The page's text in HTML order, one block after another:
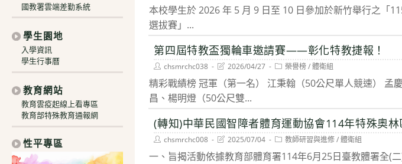
modified:
本校學生於 2026 年 5 月 9 日至 10 日參加於新竹舉行之「
選拔賽」...
第四屆特教盃獨輪車邀請賽——彰化特教捷報！
Postchsmrchc038
Post
modified:
2026/04/27
Post榮譽榜 / 體衛組
精彩戰績榜 ​冠軍（第一名） ​江秉翰（50公尺單人競速） ​孟
昌、楊明燈（50公尺雙...
(轉知)中華民國智障者體育運動協會114年特殊奧
Postchsmrchc008
Post
modified:
2025/07/04
Post教師研習與進修 / 體衛組
一、旨揭活動依據教育部體育署114年6月25日臺教體署全(
國教署雲端差勤系統
學生園地
入學資訊
學生行事曆
教育網站
教育雲疫起線上看專區
教育部特殊教育通報網
性平專區